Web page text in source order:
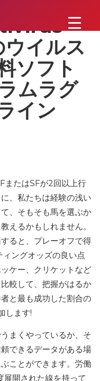
イルス
ソフト
ムラグ
イン
またはSFが2回以上行
、私たちは経験の浅い
、そもそも馬を選ぶか
えるかもしれません。
ると、プレーオフで得
ングオッズの良い点
ケー、クリケットなど
較して、把握がはるか
と最も成功した割合の
します!
まくやっているか、そ
できるデータがある場
ことができます。労働
開された線を持って